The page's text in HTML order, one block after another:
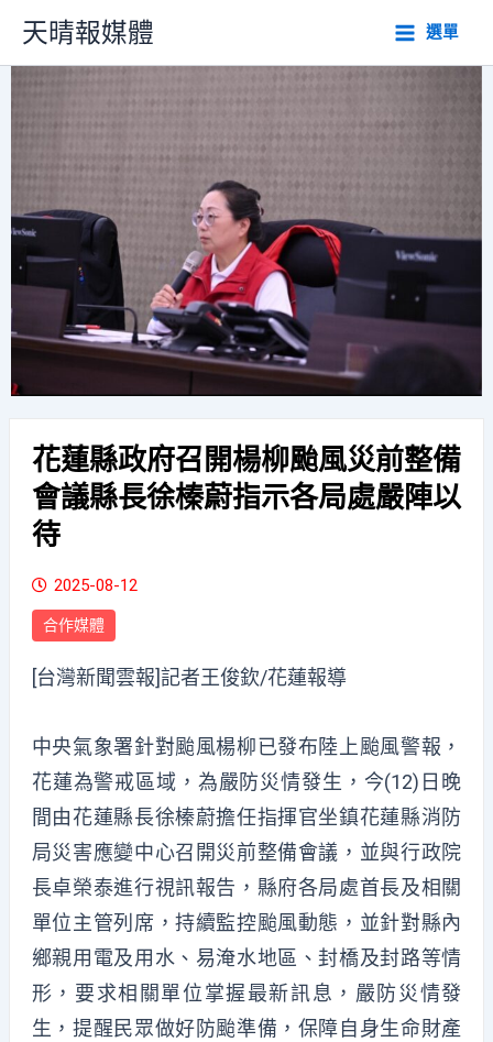
主
天晴報媒體 選單
花蓮縣政府召開楊柳颱風災前整備
會議縣長徐榛蔚指示各局處嚴陣以
待
2025-08-12
合作媒體
[台灣新聞雲報]記者王俊欽/花蓮報導
中央氣象署針對颱風楊柳已發布陸上颱風警報，
花蓮為警戒區域，為嚴防災情發生，今(12)日晚
間由花蓮縣長徐榛蔚擔任指揮官坐鎮花蓮縣消防
局災害應變中心召開災前整備會議，並與行政院
長卓榮泰進行視訊報告，縣府各局處首長及相關
單位主管列席，持續監控颱風動態，並針對縣內
鄉親用電及用水、易淹水地區、封橋及封路等情
形，要求相關單位掌握最新訊息，嚴防災情發
生，提醒民眾做好防颱準備，保障自身生命財產